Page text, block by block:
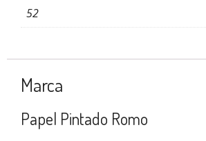
52
Marca
Papel Pintado Romo